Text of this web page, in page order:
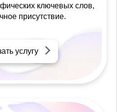
ключевых слов,
присутствие.
услугу